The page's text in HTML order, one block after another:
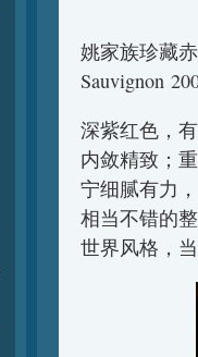
姚家族珍藏赤
Sauvignon
深紫红色，
内敛精致；
宁细腻有力
相当不错的
世界风格，